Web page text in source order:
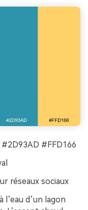
#FFD166
réseaux sociaux
l’eau d’un lagon